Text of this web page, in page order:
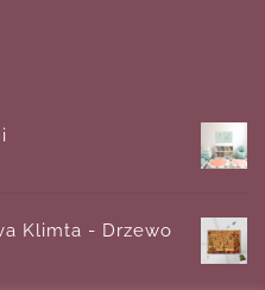
Klimta - Drzewo